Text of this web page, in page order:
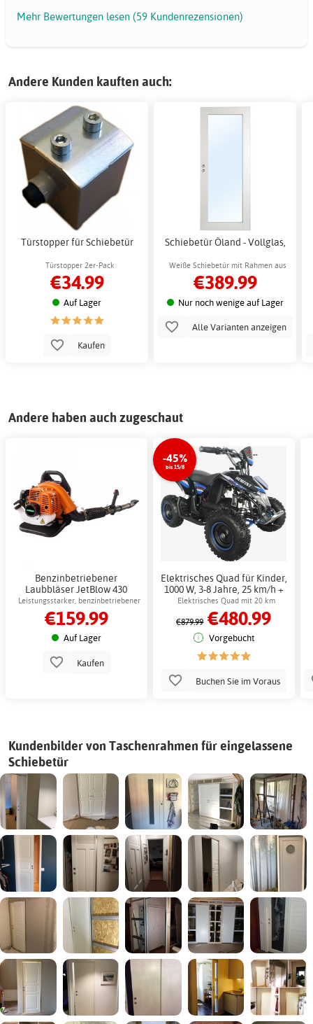
Mehr Bewertungen lesen (59 Kundenrezensionen)
Andere Kunden kauften auch:
Türstopper für Schiebetür
Türstopper 2er-Pack
€34.99
Auf Lager
Kaufen
Schiebetür Öland - Vollglas,
Weiße Schiebetür mit Rahmen aus
Kiefernholz
€389.99
Nur noch wenige auf Lager
Alle Varianten anzeigen
Andere haben auch zugeschaut
Benzinbetriebener
Laubbläser JetBlow 430
Gardeney 43 cm³ - Testsieger
unter den Laubsaugern und
Laubbläsern
Leistungsstarker, benzinbetriebener
Laubbläser für große Flächen
€159.99
Auf Lager
Kaufen
-45%
bis 15/8
Elektrisches Quad für Kinder,
1000 W, 3-8 Jahre, 25 km/h +
Schlosskette
Elektrisches Quad mit 20 km
Reichweite
€879.99 €480.99
Vorgebucht
Buchen Sie im Voraus
Kundenbilder von Taschenrahmen für eingelassene
Schiebetür